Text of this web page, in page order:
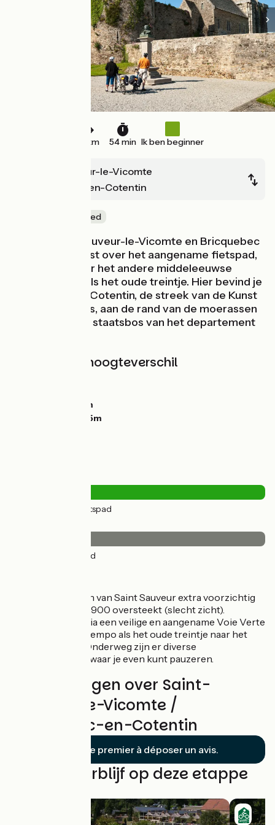
14 km 54 min Ik ben beginner
Saint-Sauveur-le-Vicomte
Bricquebec-en-Cotentin
Natuur en erfgoed
Tussen Saint-Sauveur-le-Vicomte en Bricquebec
fiets je in alle rust over het aangename fietspad,
van het ene naar het andere middeleeuwse
kasteel, net zoals het oude treintje. Hier bevind je
je in de Clos du Cotentin, de streek van de Kunst
en Geschiedenis, aan de rand van de moerassen
en het grootste staatsbos van het departement
Hellingen en hoogteverschil
7m
45m
(100%) Fietspad
(100%) Glad
Wees ten noorden van Saint Sauveur extra voorzichtig
wanneer je de RD 900 oversteekt (slecht zicht).
Uiteindelijk ga je via een veilige en aangename Voie Verte
in net zo'n rustig tempo als het oude treintje naar het
dorp Briquebec. Onderweg zijn er diverse
picknickplaatsen waar je even kunt pauzeren.
Beoordelingen over Saint-
Sauveur-le-Vicomte /
Bricquebec-en-Cotentin
Soyez le premier à déposer un avis.
Vind uw verblijf op deze etappe